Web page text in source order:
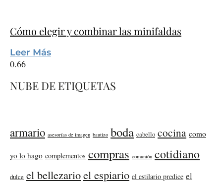
Cómo elegir y combinar las minifaldas
Leer Más
NUBE DE ETIQUETAS
armario asesorías de imagen bautizo boda cabello cocina como
yo lo hago complementos compras comunión cotidiano
dulce el bellezarioel espiario el estilario predice el